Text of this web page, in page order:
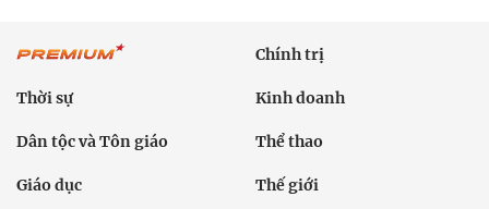
Chính trị
Thời sự Kinh doanh
Dân tộc và Tôn giáo Thể thao
Giáo dục Thế giới